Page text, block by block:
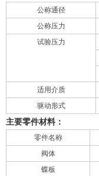
公称通径
公称压力
试验压力
适用介质
驱动形式
主要零件材料：
零件名称
阀体
蝶板